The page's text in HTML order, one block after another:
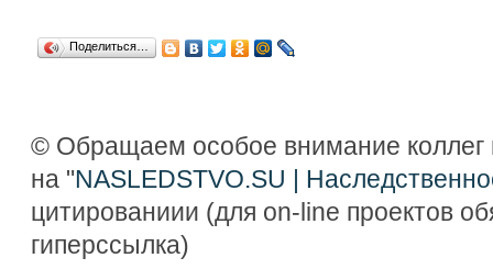
Поделиться…
© Обращаем особое внимание коллег
на "NASLEDSTVO.SU |
цитированиии (для on-line проектов
гиперссылка)